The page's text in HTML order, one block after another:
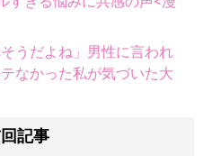
うだよね」男性に言われ
なかった私が気づいた大
記事